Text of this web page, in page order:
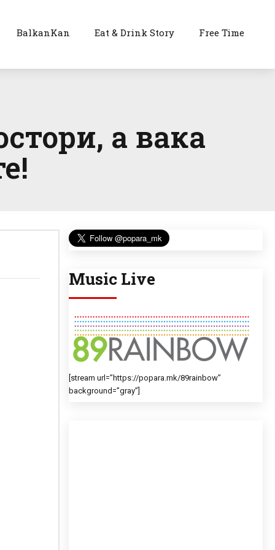
BalkanKan Eat & Drink Story Free Time
а вака
Music Live
[stream url=”https://popara.mk/89rainbow”
background=”gray”]